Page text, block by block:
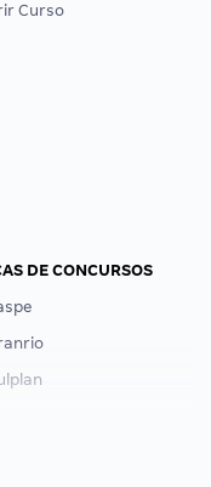
Curso
DE CONCURSOS